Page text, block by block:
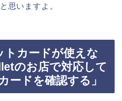
思いますよ。
カードが使えな
のお店で対応して
ードを確認する」